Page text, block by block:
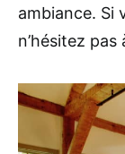
ambiance. Si
n’hésitez